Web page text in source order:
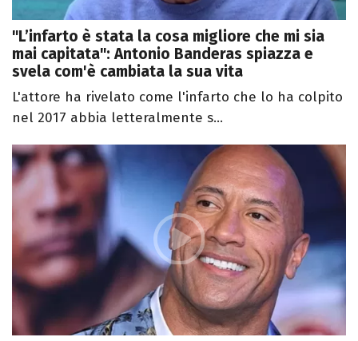
"L’infarto è stata la cosa migliore che mi sia
mai capitata": Antonio Banderas spiazza e
svela com'è cambiata la sua vita
L'attore ha rivelato come l'infarto che lo ha colpito
nel 2017 abbia letteralmente s...